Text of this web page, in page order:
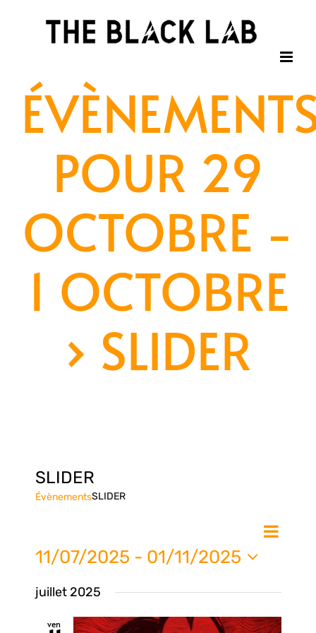
POUR 29
OCTOBRE -
1 OCTOBRE
› SLIDER
SLIDER
ÉvènementsSLIDER
Liste
11/07/2025 - 01/11/2025
une
date.
juillet 2025
ven